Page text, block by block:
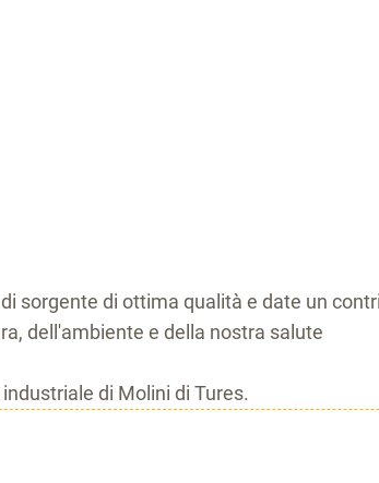
sorgente di ottima qualità e date un
dell'ambiente e della nostra salute
di Molini di Tures.